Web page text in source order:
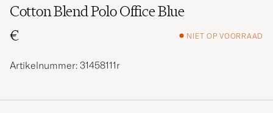
Cotton Blend Polo Office Blue
€
NIET OP VOORRAAD
Artikelnummer: 31458111r